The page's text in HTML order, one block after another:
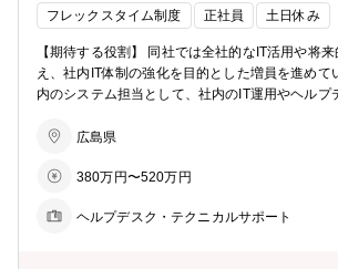
フレックスタイム制度 正社員 土日休み
【期待する役割】 同社では全社的なIT活用や将
え、社内IT体制の強化を目的とした増員を進めて
内のシステム担当として、社内のIT運用やヘルプ
いただくポジションです。 ※経験やスキルに応じ
スク業務 ・社内PC、スマートフォン、周辺機器
問い合わせ対応(ヘルプデスク業務) ・各種アカウ
広島県
380万円〜520万円
ヘルプデスク・テクニカルサポート